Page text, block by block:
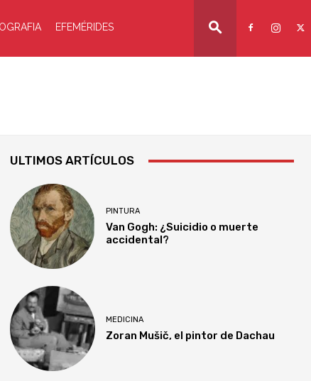
EFEMÉRIDES
ULTIMOS ARTÍCULOS
PINTURA
Van Gogh: ¿Suicidio o muerte
accidental?
MEDICINA
Zoran Mušič, el pintor de Dachau